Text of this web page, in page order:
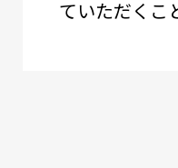
ていただくこ